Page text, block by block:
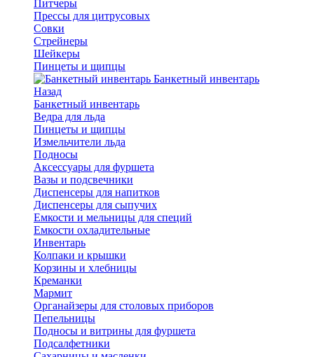
Питчеры
Прессы для цитрусовых
Совки
Стрейнеры
Шейкеры
Пинцеты и щипцы
Банкетный инвентарь
Назад
Банкетный инвентарь
Ведра для льда
Пинцеты и щипцы
Измельчители льда
Подносы
Аксессуары для фуршета
Вазы и подсвечники
Диспенсеры для напитков
Диспенсеры для сыпучих
Емкости и мельницы для специй
Емкости охладительные
Инвентарь
Колпаки и крышки
Корзины и хлебницы
Креманки
Мармит
Органайзеры для столовых приборов
Пепельницы
Подносы и витрины для фуршета
Подсалфетники